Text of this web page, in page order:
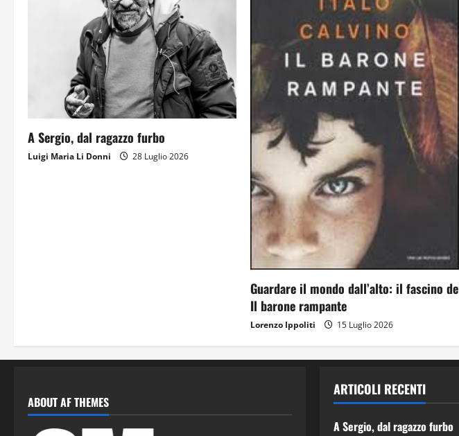
A Sergio, dal ragazzo furbo
Luigi Maria Li Donni 28 Luglio 2026
Guardare il mondo dall’alto: il fascino de
Il barone rampante
Lorenzo Ippoliti 15 Luglio 2026
ABOUT AF THEMES
ARTICOLI RECENTI
A Sergio, dal ragazzo furbo